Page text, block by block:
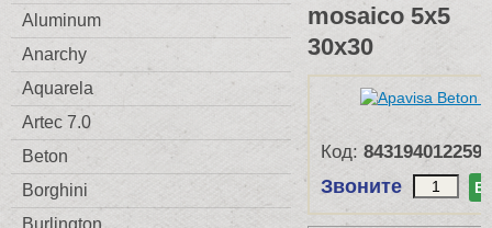
Aluminum
Anarchy
Aquarela
Artec 7.0
Beton
Borghini
mosaico 5x5
30x30
Код: 8431940122590
Звоните В